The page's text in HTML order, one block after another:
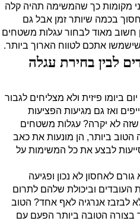
מקומות כך שהמשימה תהיה קלה
בכמה שיותר זמן אבל גם
חשוב מאוד לבחור עגלות משטחים
שישמשו אתכם לטווח הארוך ביותר.
לבין בחירת עגלה
ביומו פיזית ולא מצליחים לגבור
ואז גם מגיעות הפציעות
שזה לא יקרה? עגלות משטחים
הטוב ביותר, הן מונעות את כאב
לבצע את כל המשימות על
לאחסון לא נכון ופגיעה
העובדים וביכולת שלהם לתרום
לבזבז אנרגיה לאף אחד? הטוב
בצורה הטובה ביותר הפעם עם